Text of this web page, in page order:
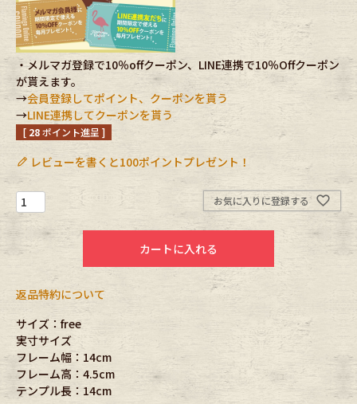
Outer
Fafatt
小物・アクセサリーから探す
Eye Wear
Bag Stall・Scarf
Accessory Shoes
antique goods
Keyring
FAFATT
・メルマガ登録で10％offクーポン、LINE連携で10％Offクーポン
が貰えます。
→会員登録してポイント、クーポンを貰う
→LINE連携してクーポンを貰う
[ 28ポイント進呈 ]
レビューを書くと100ポイントプレゼント！
お気に入りに登録する
カートに入れる
返品特約について
サイズ：free
実寸サイズ
フレーム幅：14cm
フレーム高：4.5cm
テンプル長：14cm